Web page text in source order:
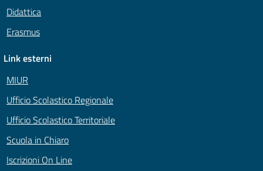
Didattica
Erasmus
Link esterni
MIUR
Ufficio Scolastico Regionale
Ufficio Scolastico Territoriale
Scuola in Chiaro
Iscrizioni On Line